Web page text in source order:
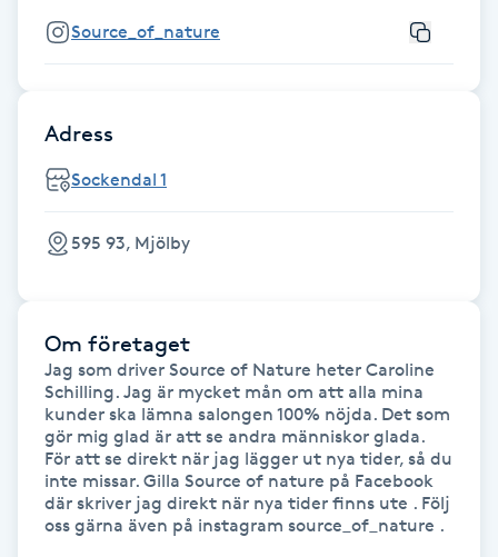
Headspa
Healing
HIFU
Hot Stone Massage
Hot yoga
Hudföryngring
Huduppstramning
Source_of_nature
Adress
Sockendal 1
595 93, Mjölby
Om företaget
Jag som driver Source of Nature heter Caroline
Schilling. Jag är mycket mån om att alla mina
kunder ska lämna salongen 100% nöjda. Det som
gör mig glad är att se andra människor glada.
För att se direkt när jag lägger ut nya tider, så du
inte missar. Gilla Source of nature på Facebook
där skriver jag direkt när nya tider finns ute . Följ
oss gärna även på instagram source_of_nature .